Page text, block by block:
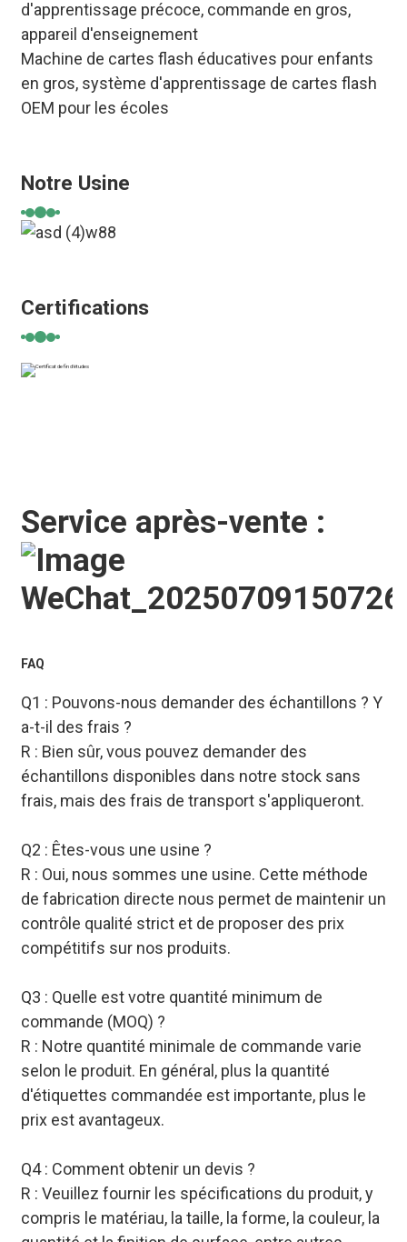
d'apprentissage précoce, commande en gros,
appareil d'enseignement
Machine de cartes flash éducatives pour enfants
en gros, système d'apprentissage de cartes flash
OEM pour les écoles
Notre Usine
Certifications
Service après-vente :
FAQ
Q1 : Pouvons-nous demander des échantillons ? Y
a-t-il des frais ?
R : Bien sûr, vous pouvez demander des
échantillons disponibles dans notre stock sans
frais, mais des frais de transport s'appliqueront.
Q2 : Êtes-vous une usine ?
R : Oui, nous sommes une usine. Cette méthode
de fabrication directe nous permet de maintenir un
contrôle qualité strict et de proposer des prix
compétitifs sur nos produits.
Q3 : Quelle est votre quantité minimum de
commande (MOQ) ?
R : Notre quantité minimale de commande varie
selon le produit. En général, plus la quantité
d'étiquettes commandée est importante, plus le
prix est avantageux.
Q4 : Comment obtenir un devis ?
R : Veuillez fournir les spécifications du produit, y
compris le matériau, la taille, la forme, la couleur, la